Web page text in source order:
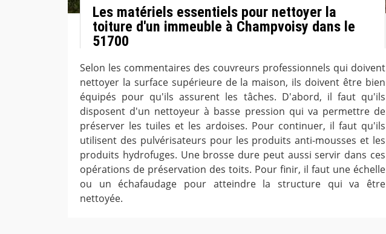
Les matériels essentiels pour nettoyer la
toiture d'un immeuble à Champvoisy dans le
51700
Selon les commentaires des couvreurs professionnels qui doivent
nettoyer la surface supérieure de la maison, ils doivent être bien
équipés pour qu'ils assurent les tâches. D'abord, il faut qu'ils
disposent d'un nettoyeur à basse pression qui va permettre de
préserver les tuiles et les ardoises. Pour continuer, il faut qu'ils
utilisent des pulvérisateurs pour les produits anti-mousses et les
produits hydrofuges. Une brosse dure peut aussi servir dans ces
opérations de préservation des toits. Pour finir, il faut une échelle
ou un échafaudage pour atteindre la structure qui va être
nettoyée.